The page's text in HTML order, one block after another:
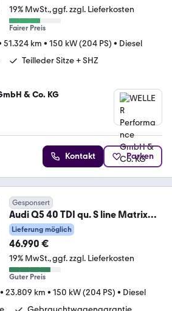
19% MwSt. ggf. zzgl. Lieferkosten
Fairer Preis
51.324 km • 150 kW (204 PS) • Diesel
Teilleder Sitze + SHZ
& Co. KG
Kontakt Parken
Gesponsert
Audi Q5 40 TDI qu. S line Matrix
Pano HuD AHK 360°
Lieferung möglich
46.990 €
19% MwSt. ggf. zzgl. Lieferkosten
Guter Preis
• 23.809 km • 150 kW (204 PS) • Diesel